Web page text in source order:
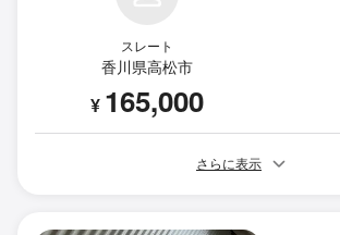
スレート
香川県高松市
¥ 165,000
さらに表示